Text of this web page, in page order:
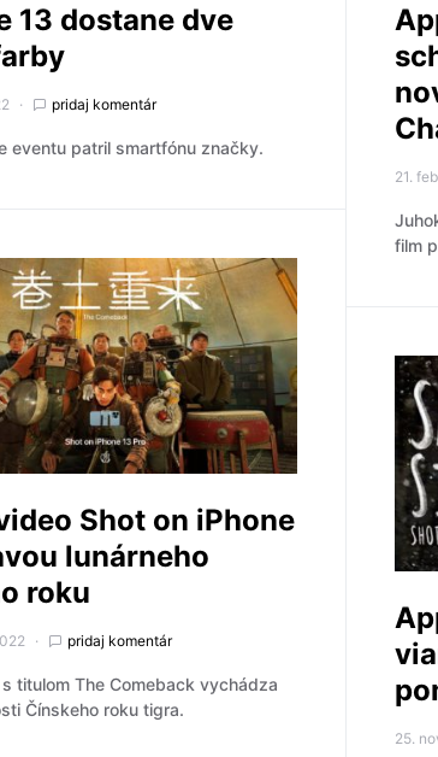
13 dostane dve
pridaj komentár
eventu patril smartfónu značky.
Shot on iPhone
lunárneho
roku
pridaj komentár
titulom The Comeback vychádza
Čínskeho roku tigra.
21.
film
25.